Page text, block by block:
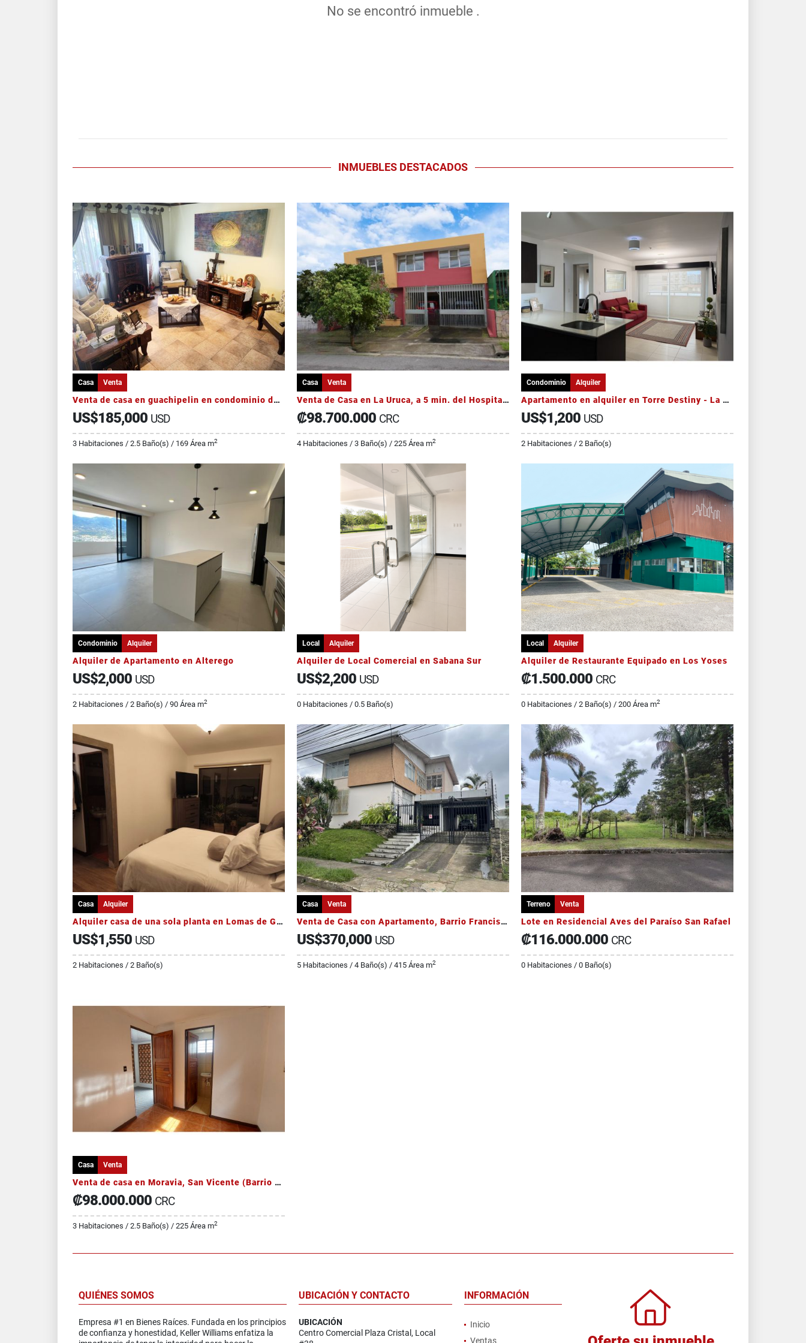
No se encontró inmueble .
INMUEBLES DESTACADOS
Casa Venta
Venta de casa en guachipelin en condominio de 6 casas
US$185,000 USD
3 Habitaciones / 2.5 Baño(s) / 169 Área m2
Casa Venta
Venta de Casa en La Uruca, a 5 min. del Hospital México
₡98.700.000 CRC
4 Habitaciones / 3 Baño(s) / 225 Área m2
Condominio Alquiler
Apartamento en alquiler en Torre Destiny - La Sabana
US$1,200 USD
2 Habitaciones / 2 Baño(s)
Condominio Alquiler
Alquiler de Apartamento en Alterego
US$2,000 USD
2 Habitaciones / 2 Baño(s) / 90 Área m2
Local Alquiler
Alquiler de Local Comercial en Sabana Sur
US$2,200 USD
0 Habitaciones / 0.5 Baño(s)
Local Alquiler
Alquiler de Restaurante Equipado en Los Yoses
₡1.500.000 CRC
0 Habitaciones / 2 Baño(s) / 200 Área m2
Casa Alquiler
Alquiler casa de una sola planta en Lomas de Granadilla
US$1,550 USD
2 Habitaciones / 2 Baño(s)
Casa Venta
Venta de Casa con Apartamento, Barrio Francisco Peralta, Catedral
US$370,000 USD
5 Habitaciones / 4 Baño(s) / 415 Área m2
Terreno Venta
Lote en Residencial Aves del Paraíso San Rafael
₡116.000.000 CRC
0 Habitaciones / 0 Baño(s)
Casa Venta
Venta de casa en Moravia, San Vicente (Barrio Los Robles)
₡98.000.000 CRC
3 Habitaciones / 2.5 Baño(s) / 225 Área m2
QUIÉNES SOMOS
Empresa #1 en Bienes Raíces. Fundada en los principios
de confianza y honestidad, Keller Williams enfatiza la
UBICACIÓN Y CONTACTO
UBICACIÓN
Centro Comercial Plaza Cristal, Local
INFORMACIÓN
Inicio
Ventas